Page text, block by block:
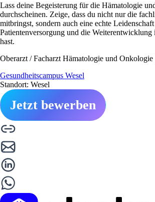
Lass deine Begeisterung für die Hämatologie
durchscheinen. Zeige, dass du nicht nur die
mitbringst, sondern auch eine echte
Patientenversorgung und die Weiterentwicklung
hast.
Oberarzt / Facharzt Hämatologie und
Gesundheitscampus Wesel
Standort: Wesel
Jetzt bewerben